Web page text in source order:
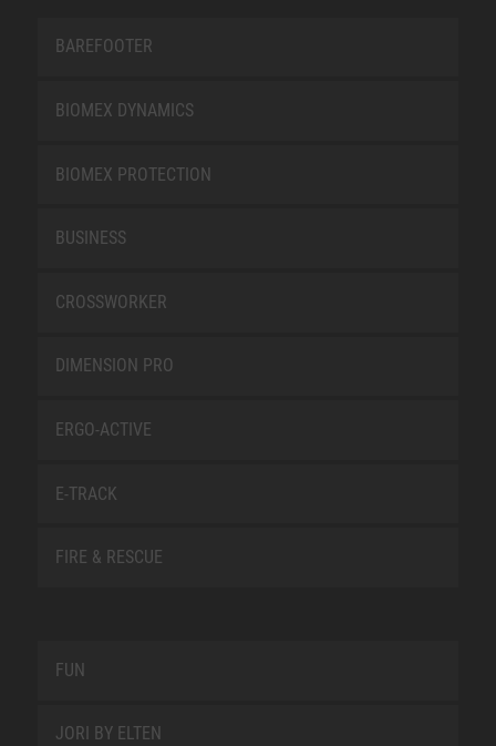
BAREFOOTER
BIOMEX DYNAMICS
BIOMEX PROTECTION
BUSINESS
CROSSWORKER
DIMENSION PRO
ERGO-ACTIVE
E-TRACK
FIRE & RESCUE
FUN
JORI BY ELTEN